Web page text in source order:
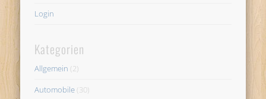
Login
Kategorien
Allgemein (2)
Automobile (30)